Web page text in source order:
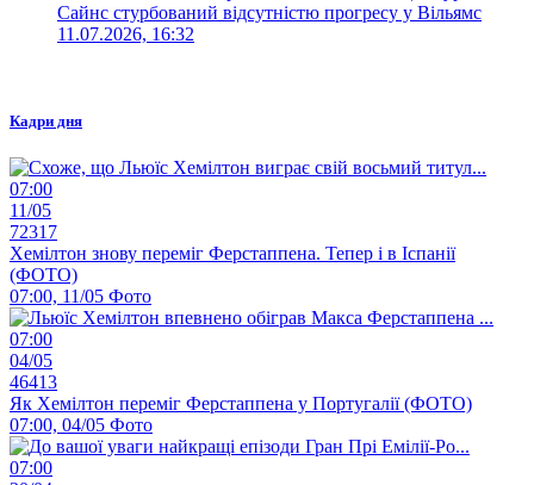
Сайнс стурбований відсутністю прогресу у Вільямс
11.07.2026, 16:32
Кадри дня
07:00
11/05
72317
Хемілтон знову переміг Ферстаппена. Тепер і в Іспанії
(ФОТО)
07:00, 11/05 Фото
07:00
04/05
46413
Як Хемілтон переміг Ферстаппена у Португалії (ФОТО)
07:00, 04/05 Фото
07:00